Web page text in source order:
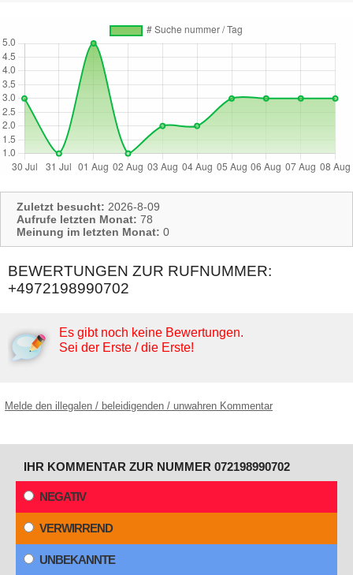
Zuletzt besucht: 2026-8-09
Aufrufe letzten Monat: 78
Meinung im letzten Monat: 0
BEWERTUNGEN ZUR RUFNUMMER:
+4972198990702
Es gibt noch keine Bewertungen.
Sei der Erste / die Erste!
Melde den illegalen / beleidigenden / unwahren Kommentar
IHR KOMMENTAR ZUR NUMMER 072198990702
NEGATIV
VERWIRREND
UNBEKANNTE